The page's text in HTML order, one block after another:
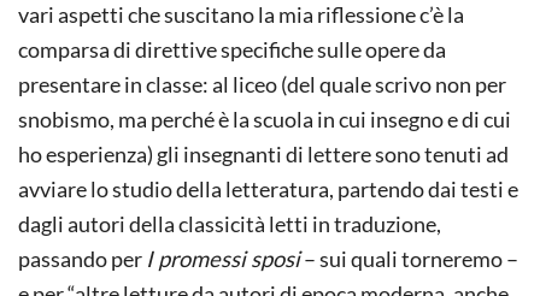
vari aspetti che suscitano la mia riflessione c’è la
comparsa di direttive specifiche sulle opere da
presentare in classe: al liceo (del quale scrivo non per
snobismo, ma perché è la scuola in cui insegno e di cui
ho esperienza) gli insegnanti di lettere sono tenuti ad
avviare lo studio della letteratura, partendo dai testi e
dagli autori della classicità letti in traduzione,
passando per I promessi sposi– sui quali torneremo –